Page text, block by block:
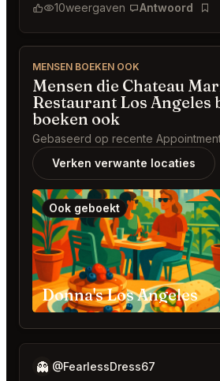
10weergaven Antwoord
MENSEN BOEKEN OOK
Mensen die Chateau
Restaurant Los Angeles
boeken ook
Gebaseerd op recente
Verken verwante locaties
Ook geboekt
Donna's Los Angeles
👻 @FearlessDress67